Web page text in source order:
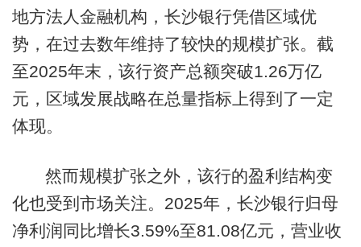
地方法人金融机构，长沙银行凭借区域优
势，在过去数年维持了较快的规模扩张。截
至2025年末，该行资产总额突破1.26万亿
元，区域发展战略在总量指标上得到了一定
体现。
然而规模扩张之外，该行的盈利结构变
化也受到市场关注。2025年，长沙银行归母
净利润同比增长3.59%至81.08亿元，营业收